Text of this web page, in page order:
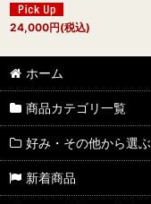
24,000円(税込)
ホーム
商品カテゴリ一覧
好み・その他から選ぶ
新着商品